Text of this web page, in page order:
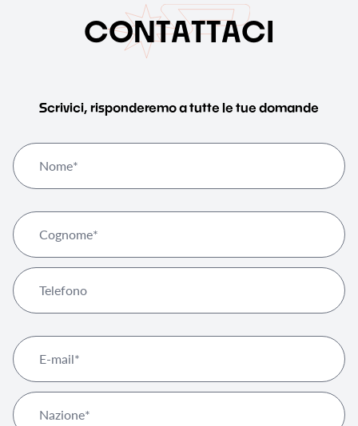
CONTATTACI
Scrivici, risponderemo a tutte le tue domande